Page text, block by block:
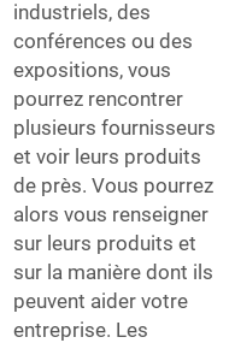
industriels, des
conférences ou des
expositions, vous
pourrez rencontrer
plusieurs fournisseurs
et voir leurs produits
de près. Vous pourrez
alors vous renseigner
sur leurs produits et
sur la manière dont ils
peuvent aider votre
entreprise. Les